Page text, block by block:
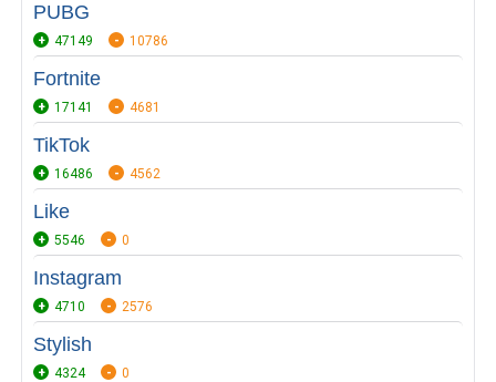
PUBG
47149 10786
Fortnite
17141 4681
TikTok
16486 4562
Like
5546 0
Instagram
4710 2576
Stylish
4324 0